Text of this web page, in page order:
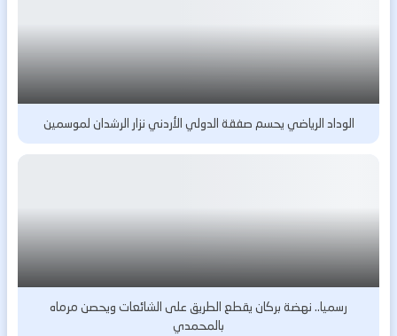
الوداد الرياضي يحسم صفقة الدولي الأردني نزار الرشدان لموسمين
رسميا.. نهضة بركان يقطع الطريق على الشائعات ويحصن مرماه
بالمحمدي